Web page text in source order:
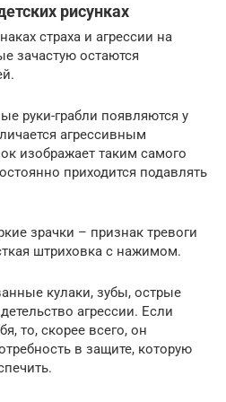
рисунках
страха и агрессии на
зачастую остаются
руки-грабли появляются у
агрессивным
изображает таким самого
приходится подавлять
зрачки – признак тревоги
штриховка с нажимом.
кулаки, зубы, острые
агрессии. Если
то, скорее всего, он
в защите, которую